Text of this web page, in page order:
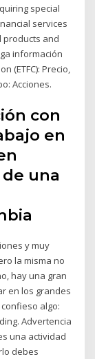
special
services
products and
información
(ETFC): Precio,
Acciones.
con
en
una
y muy
la misma no
hay una gran
en los grandes
algo:
Advertencia
una actividad
debes